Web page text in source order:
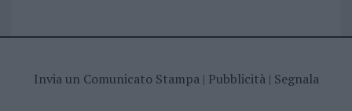
Invia un Comunicato Stampa| Pubblicità| Segnala